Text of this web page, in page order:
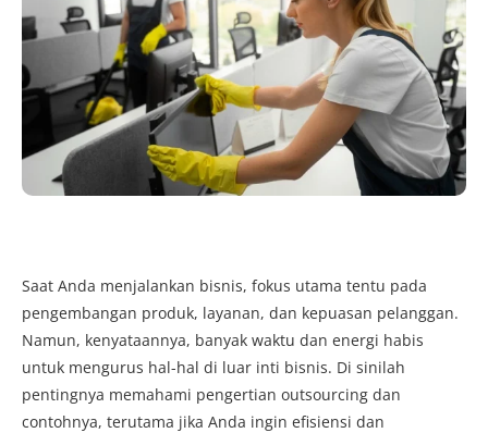
Saat Anda menjalankan bisnis, fokus utama tentu pada
pengembangan produk, layanan, dan kepuasan pelanggan.
Namun, kenyataannya, banyak waktu dan energi habis
untuk mengurus hal-hal di luar inti bisnis. Di sinilah
pentingnya memahami pengertian outsourcing dan
contohnya, terutama jika Anda ingin efisiensi dan